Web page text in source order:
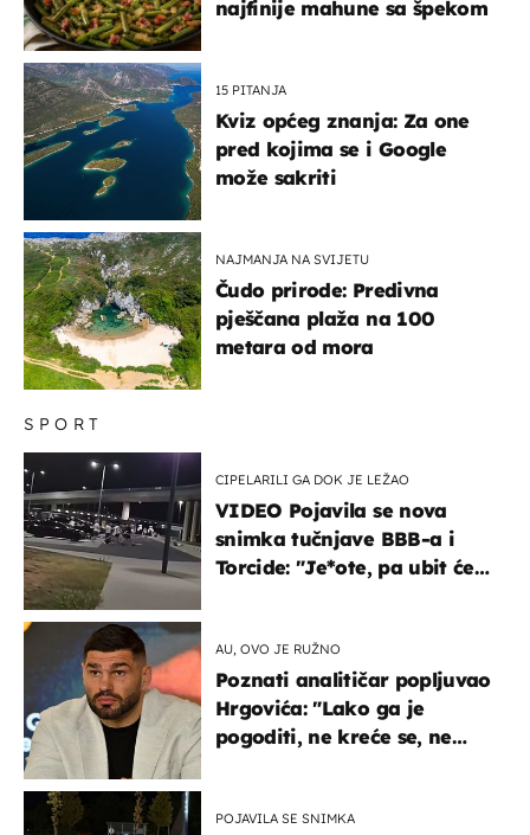
SPORT
CIPELARILI GA DOK JE LEŽAO
VIDEO Pojavila se nova
snimka tučnjave BBB-a i
Torcide: "Je*ote, pa ubit će
AU, OVO JE RUŽNO
Poznati analitičar popljuvao
Hrgovića: "Lako ga je
pogoditi, ne kreće se, ne
POJAVILA SE SNIMKA
najfinije mahune sa špekom
15 PITANJA
Kviz općeg znanja: Za one
pred kojima se i Google
može sakriti
NAJMANJA NA SVIJETU
Čudo prirode: Predivna
pješčana plaža na 100
metara od mora